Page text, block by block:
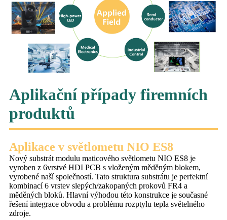
Aplikační případy firemních
produktů
Aplikace v světlometu NIO ES8
Nový substrát modulu maticového světlometu NIO ES8 je
vyroben z 6vrstvé HDI PCB s vloženým měděným blokem,
vyrobené naší společností. Tato struktura substrátu je perfektní
kombinací 6 vrstev slepých/zakopaných prokovů FR4 a
měděných bloků. Hlavní výhodou této konstrukce je současné
řešení integrace obvodu a problému rozptylu tepla světelného
zdroje.